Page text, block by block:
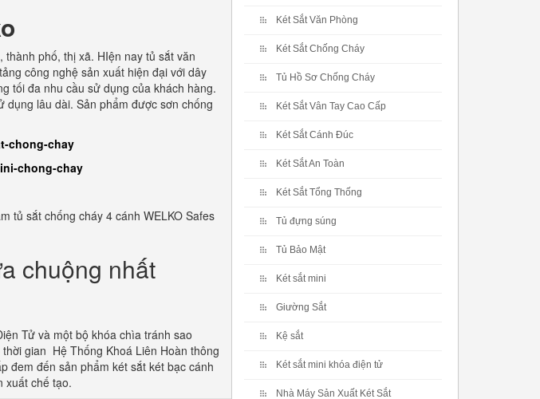
phố, thị xã. HIện nay tủ sắt văn
công nghệ sản xuất hiện đại với dây
tối đa nhu cầu sử dụng của khách hàng.
lâu dài. Sản phẩm được sơn chống
chong-chay
chong-chay
tủ sắt chống cháy 4 cánh WELKO Safes
chuộng nhất
Tử và một bộ khóa chìa tránh sao
gian Hệ Thống Khoá Liên Hoàn thông
đến sản phẩm két sắt két bạc cánh
xuất chế tạo.
Két Sắt Văn Phòng
Két Sắt Chống Cháy
Tủ Hồ Sơ Chống Cháy
Két Sắt Vân Tay Cao Cấp
Két Sắt Cánh Đúc
Két Sắt An Toàn
Két Sắt Tổng Thống
Tủ đựng súng
Tủ Bảo Mật
Két sắt mini
Giường Sắt
Kệ sắt
Két sắt mini khóa điện tử
Nhà Máy Sản Xuất Két Sắt